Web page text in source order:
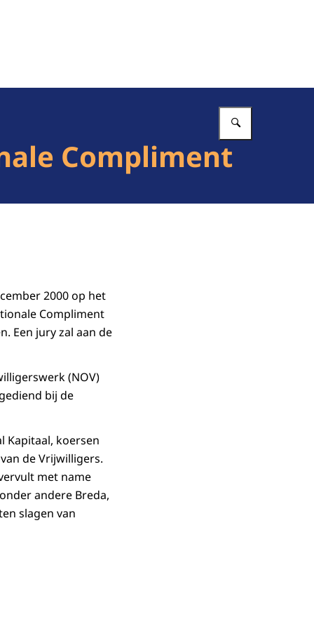
Compliment
2000 op het
Compliment
Een jury zal aan de
(NOV)
bij de
Kapitaal, koersen
de Vrijwilligers.
met name
andere Breda,
slagen van